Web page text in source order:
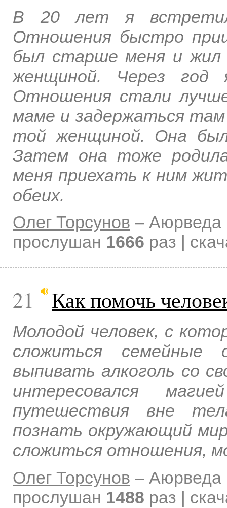
В 20 лет я
Отношения быстро
был старше меня и жил
женщиной. Через год
Отношения стали
маме и задержаться
той женщиной. Она
Затем она тоже
меня приехать к ним
обеих.
Олег Торсунов – Аюрведа
прослушан 1666 раз |
21 Как помочь
Молодой человек, с
сложиться семейные
выпивать алкоголь со
интересовался
путешествия вне
познать окружающий
сложиться отношения,
Олег Торсунов – Аюрведа
прослушан 1488 раз |